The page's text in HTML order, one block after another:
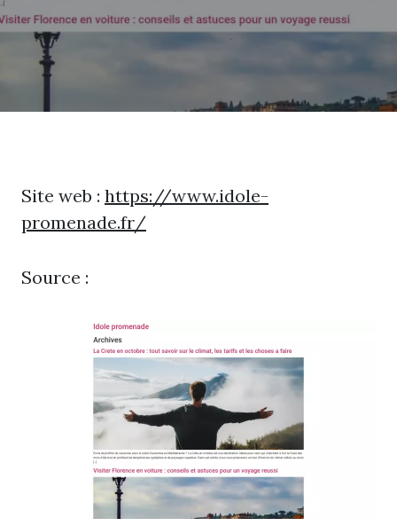
Site web : https://www.idole-
promenade.fr/
Source :